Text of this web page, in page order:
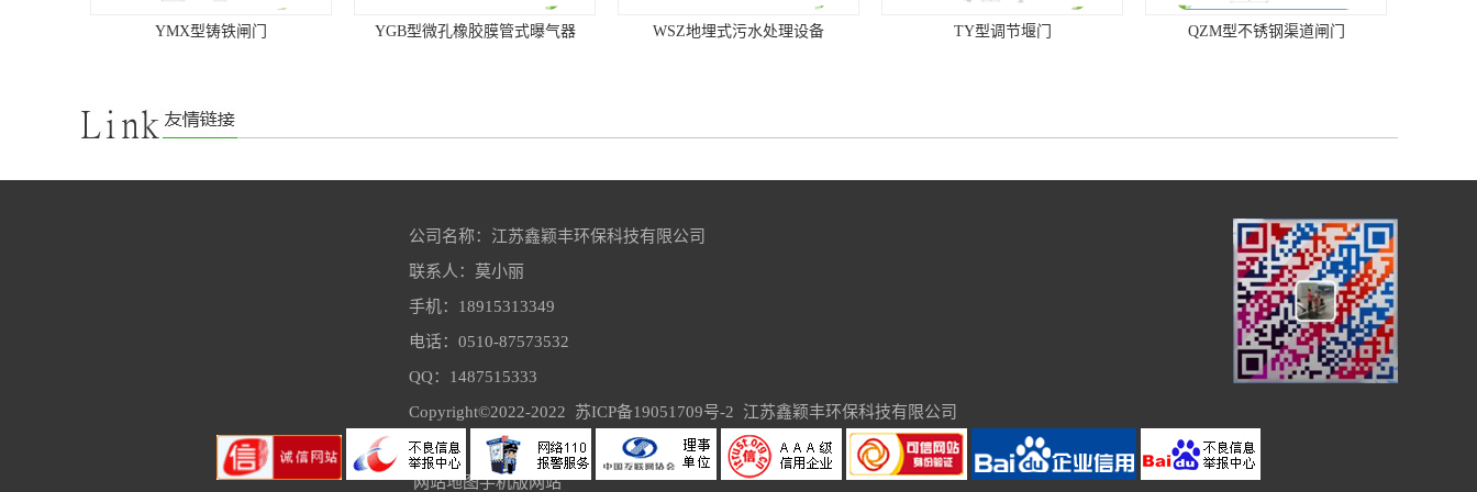
YGB型微孔橡胶膜管式曝气器 WSZ地埋式污水处理设备 TY型调节堰门 QZM型不锈钢渠道闸门
高效沉淀池工艺 ZSZ型不锈钢闸门
公司名称： 江苏鑫颖丰环保科技有限公司
联系人：莫小丽
手机：18915313349
电话：0510-87573532
QQ：1487515333
Copyright©2022-2022 苏ICP备19051709号-2 江苏鑫颖丰环保科技有限公司
网站地图手机版网站